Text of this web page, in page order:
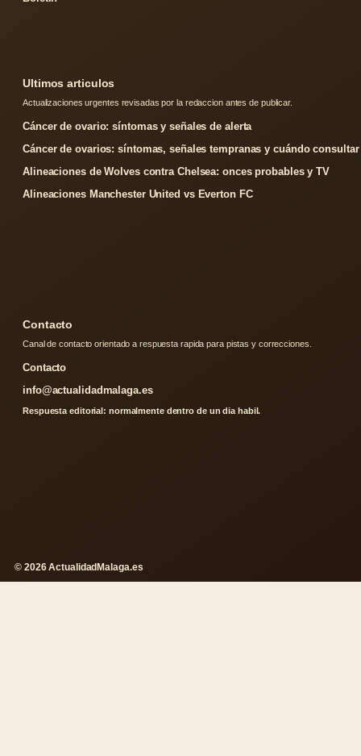
Ultimos articulos
Actualizaciones urgentes revisadas por la redaccion antes de publicar.
Cáncer de ovario: síntomas y señales de alerta
Cáncer de ovarios: síntomas, señales tempranas y cuándo consultar
Alineaciones de Wolves contra Chelsea: onces probables y TV
Alineaciones Manchester United vs Everton FC
Contacto
Canal de contacto orientado a respuesta rapida para pistas y correcciones.
Contacto
info@actualidadmalaga.es
Respuesta editorial: normalmente dentro de un dia habil.
© 2026 ActualidadMalaga.es